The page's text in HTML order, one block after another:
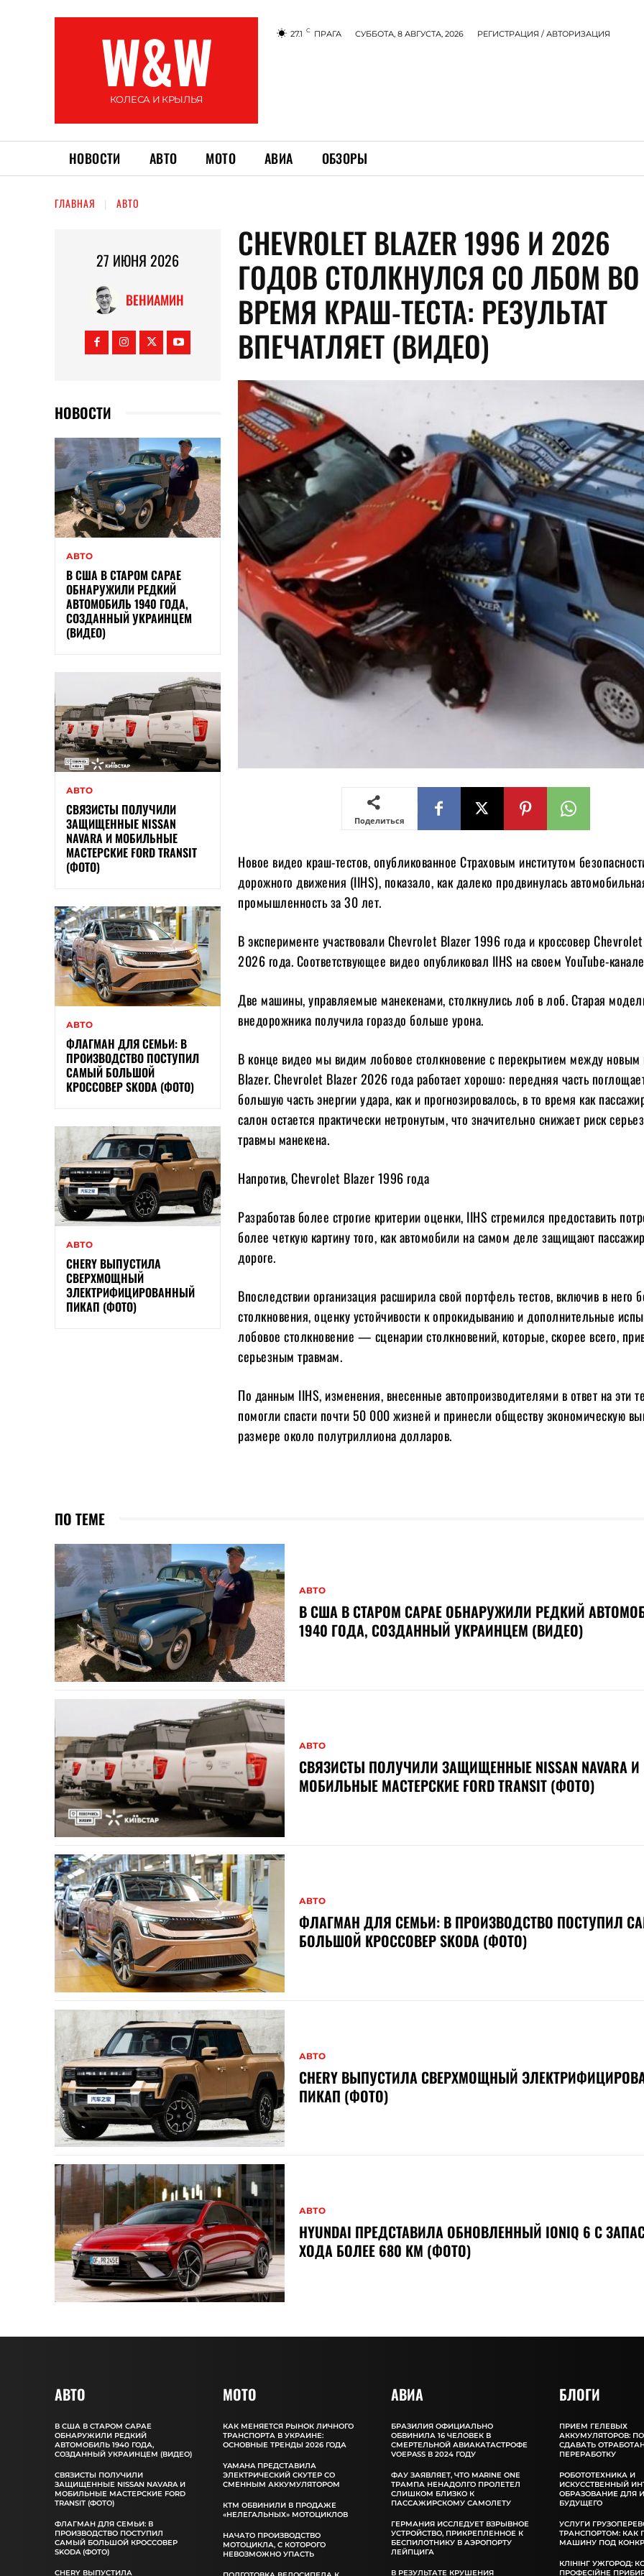
W&W
КОЛЕСА И КРЫЛЬЯ
27.1 C ПРАГА СУББОТА, 8 АВГУСТА, 2026 РЕГИСТРАЦИЯ / АВТОРИЗАЦИЯ
НОВОСТИ АВТО МОТО АВИА ОБЗОРЫ
ГЛАВНАЯ АВТО
27 ИЮНЯ 2026
ВЕНИАМИН
НОВОСТИ
АВТО
В США В СТАРОМ САРАЕ
ОБНАРУЖИЛИ РЕДКИЙ
АВТОМОБИЛЬ 1940 ГОДА,
СОЗДАННЫЙ УКРАИНЦЕМ
(ВИДЕО)
АВТО
СВЯЗИСТЫ ПОЛУЧИЛИ
ЗАЩИЩЕННЫЕ NISSAN
NAVARA И МОБИЛЬНЫЕ
МАСТЕРСКИЕ FORD TRANSIT
(ФОТО)
АВТО
ФЛАГМАН ДЛЯ СЕМЬИ: В
ПРОИЗВОДСТВО ПОСТУПИЛ
САМЫЙ БОЛЬШОЙ
КРОССОВЕР SKODA (ФОТО)
АВТО
CHERY ВЫПУСТИЛА
СВЕРХМОЩНЫЙ
ЭЛЕКТРИФИЦИРОВАННЫЙ
ПИКАП (ФОТО)
CHEVROLET BLAZER 1996 И 2026
ГОДОВ СТОЛКНУЛСЯ СО ЛБОМ ВО
ВРЕМЯ КРАШ-ТЕСТА: РЕЗУЛЬТАТ
ВПЕЧАТЛЯЕТ (ВИДЕО)
Поделиться
Новое видео краш-тестов, опубликованное Страховым институтом
дорожного движения (IIHS), показало, как далеко продвинулась
промышленность за 30 лет.
В эксперименте участвовали Chevrolet Blazer 1996 года и кроссовер
2026 года. Соответствующее видео опубликовал IIHS на своем YouTube-
Две машины, управляемые манекенами, столкнулись лоб в лоб. Старая
внедорожника получила гораздо больше урона.
В конце видео мы видим лобовое столкновение с перекрытием между новым
Blazer. Chevrolet Blazer 2026 года работает хорошо: передняя часть
большую часть энергии удара, как и прогнозировалось, в то время как
салон остается практически нетронутым, что значительно снижает риск
травмы манекена.
Напротив, Chevrolet Blazer 1996 года
Разработав более строгие критерии оценки, IIHS стремился предоставить
более четкую картину того, как автомобили на самом деле защищают
дороге.
Впоследствии организация расширила свой портфель тестов, включив в него
столкновения, оценку устойчивости к опрокидыванию и дополнительные
лобовое столкновение — сценарии столкновений, которые, скорее всего,
серьезным травмам.
По данным IIHS, изменения, внесенные автопроизводителями в ответ на эти
помогли спасти почти 50 000 жизней и принесли обществу экономическую
размере около полутриллиона долларов.
ПО ТЕМЕ
АВТО
В США В СТАРОМ САРАЕ ОБНАРУЖИЛИ РЕДКИЙ
1940 ГОДА, СОЗДАННЫЙ УКРАИНЦЕМ (ВИДЕО)
АВТО
СВЯЗИСТЫ ПОЛУЧИЛИ ЗАЩИЩЕННЫЕ NISSAN NAVARA И
МОБИЛЬНЫЕ МАСТЕРСКИЕ FORD TRANSIT (ФОТО)
АВТО
ФЛАГМАН ДЛЯ СЕМЬИ: В ПРОИЗВОДСТВО ПОСТУПИЛ
БОЛЬШОЙ КРОССОВЕР SKODA (ФОТО)
АВТО
CHERY ВЫПУСТИЛА СВЕРХМОЩНЫЙ
ПИКАП (ФОТО)
АВТО
HYUNDAI ПРЕДСТАВИЛА ОБНОВЛЕННЫЙ IONIQ 6 С
ХОДА БОЛЕЕ 680 КМ (ФОТО)
АВТО
В США В СТАРОМ САРАЕ
ОБНАРУЖИЛИ РЕДКИЙ
АВТОМОБИЛЬ 1940 ГОДА,
СОЗДАННЫЙ УКРАИНЦЕМ (ВИДЕО)
СВЯЗИСТЫ ПОЛУЧИЛИ
ЗАЩИЩЕННЫЕ NISSAN NAVARA И
МОБИЛЬНЫЕ МАСТЕРСКИЕ FORD
TRANSIT (ФОТО)
ФЛАГМАН ДЛЯ СЕМЬИ: В
ПРОИЗВОДСТВО ПОСТУПИЛ
САМЫЙ БОЛЬШОЙ КРОССОВЕР
SKODA (ФОТО)
CHERY ВЫПУСТИЛА
MOTO
КАК МЕНЯЕТСЯ РЫНОК ЛИЧНОГО
ТРАНСПОРТА В УКРАИНЕ:
ОСНОВНЫЕ ТРЕНДЫ 2026 ГОДА
YAMAHA ПРЕДСТАВИЛА
ЭЛЕКТРИЧЕСКИЙ СКУТЕР СО
СМЕННЫМ АККУМУЛЯТОРОМ
КТМ ОБВИНИЛИ В ПРОДАЖЕ
«НЕЛЕГАЛЬНЫХ» МОТОЦИКЛОВ
НАЧАТО ПРОИЗВОДСТВО
МОТОЦИКЛА, С КОТОРОГО
НЕВОЗМОЖНО УПАСТЬ
АВИА
БРАЗИЛИЯ ОФИЦИАЛЬНО
ОБВИНИЛА 16 ЧЕЛОВЕК В
СМЕРТЕЛЬНОЙ АВИАКАТАСТРОФЕ
VOEPASS В 2024 ГОДУ
ФАУ ЗАЯВЛЯЕТ, ЧТО MARINE ONE
ТРАМПА НЕНАДОЛГО ПРОЛЕТЕЛ
СЛИШКОМ БЛИЗКО К
ПАССАЖИРСКОМУ САМОЛЕТУ
ГЕРМАНИЯ ИССЛЕДУЕТ ВЗРЫВНОЕ
УСТРОЙСТВО, ПРИКРЕПЛЕННОЕ К
БЕСПИЛОТНИКУ В АЭРОПОРТУ
ЛЕЙПЦИГА
В РЕЗУЛЬТАТЕ КРУШЕНИЯ
БЛОГИ
ПРИЕМ ГЕЛЕВЫХ
АККУМУЛЯТОРОВ:
СДАВАТЬ
ПЕРЕРАБОТКУ
РОБОТОТЕХНИКА И
ИСКУССТВЕННЫЙ
ОБРАЗОВАНИЕ ДЛЯ
БУДУЩЕГО
УСЛУГИ
ТРАНСПОРТОМ: КАК
МАШИНУ ПОД
КЛІНІНГ УЖГОРОД:
ПРОФЕСІЙНЕ